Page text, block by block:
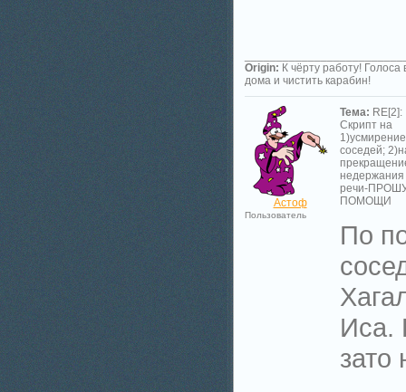
Origin: К чёрту работу! Голоса
дома и чистить карабин!
Астоф
Пользователь
Тема: RE[2]:
Скрипт на
1)усмирение
соседей;
недержания
речи-
ПОМОЩИ
По
Иса.
зато